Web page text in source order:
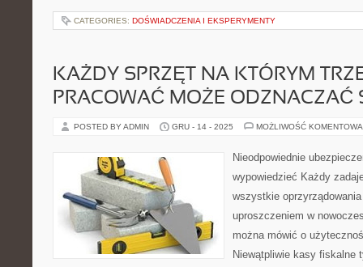
CATEGORIES: DOŚWIADCZENIA I EKSPERYMENTY
KAŻDY SPRZĘT NA KTÓRYM
PRACOWAĆ MOŻE ODZNACZAĆ
POSTED BY ADMIN GRU - 14 - 2025 MOŻLIWOŚĆ
Nieodpowiednie
wypowiedzieć Każdy
wszystkie
uproszczeniem w
można mówić o
Niewątpliwie kasy fiskalne